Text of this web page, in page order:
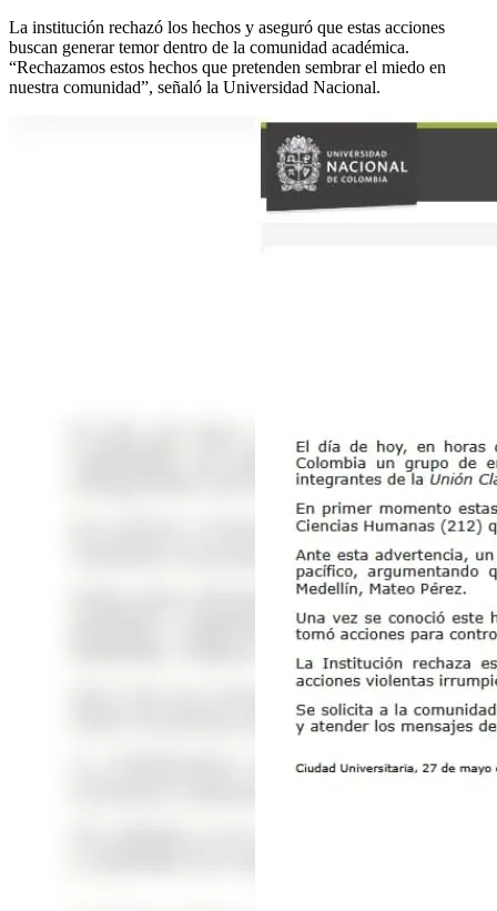
La institución rechazó los hechos y aseguró que estas acciones
buscan generar temor dentro de la comunidad académica.
“Rechazamos estos hechos que pretenden sembrar el miedo en
nuestra comunidad”, señaló la Universidad Nacional.